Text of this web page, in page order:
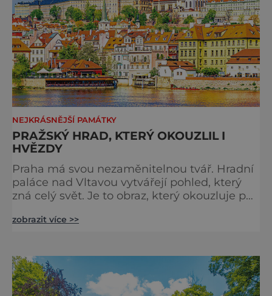
NEJKRÁSNĚJŠÍ PAMÁTKY
PRAŽSKÝ HRAD, KTERÝ OKOUZLIL I
HVĚZDY
Praha má svou nezaměnitelnou tvář. Hradní
paláce nad Vltavou vytvářejí pohled, který
zná celý svět. Je to obraz, který okouzluje po
jediný Čech, který by ho neznal. Pražský hrad
metropole, má ho na seznamu mí
zobrazit více >>